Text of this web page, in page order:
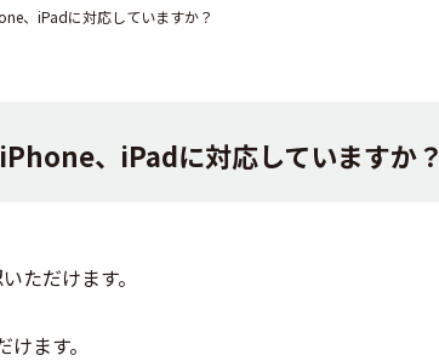
、iPadに対応していますか？
、iPadに対応していますか？
ただけます。
ます。